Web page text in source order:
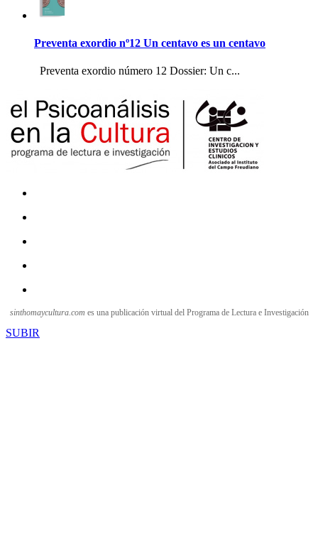
Preventa exordio nº12 Un centavo es un centavo
Preventa exordio número 12 Dossier: Un c...
sinthomaycultura.com es una publicación virtual del Programa de Lectura e Investigación
SUBIR